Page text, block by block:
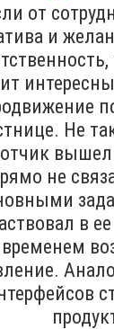
от
и
Не
не
в